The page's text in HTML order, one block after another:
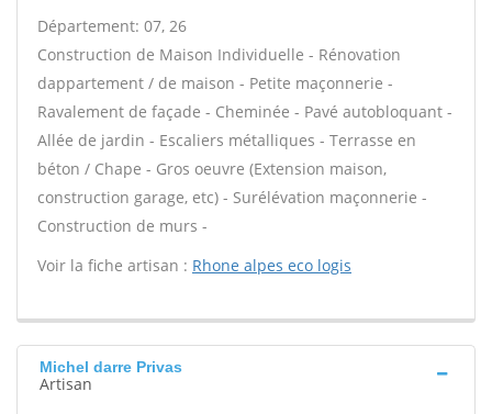
Département: 07, 26
Construction de Maison Individuelle - Rénovation
dappartement / de maison - Petite maçonnerie -
Ravalement de façade - Cheminée - Pavé autobloquant -
Allée de jardin - Escaliers métalliques - Terrasse en
béton / Chape - Gros oeuvre (Extension maison,
construction garage, etc) - Surélévation maçonnerie -
Construction de murs -
Voir la fiche artisan : Rhone alpes eco logis
Michel darre Privas
Artisan